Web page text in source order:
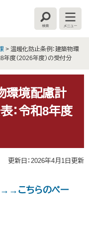
検
索
メ
ニ
ー
> 温暖化防止条例：建築物環
度（2026年度）の受付分
環境配慮計
：令和8年度
更新日：2026年4月1日更新
→→こちらのペー